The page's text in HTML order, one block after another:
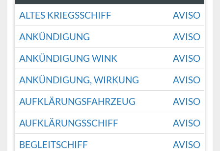
ALTES KRIEGSSCHIFF
AVISO
ANKÜNDIGUNG
AVISO
ANKÜNDIGUNG WINK
AVISO
ANKÜNDIGUNG, WIRKUNG
AVISO
AUFKLÄRUNGSFAHRZEUG
AVISO
AUFKLÄRUNGSSCHIFF
AVISO
BEGLEITSCHIFF
AVISO